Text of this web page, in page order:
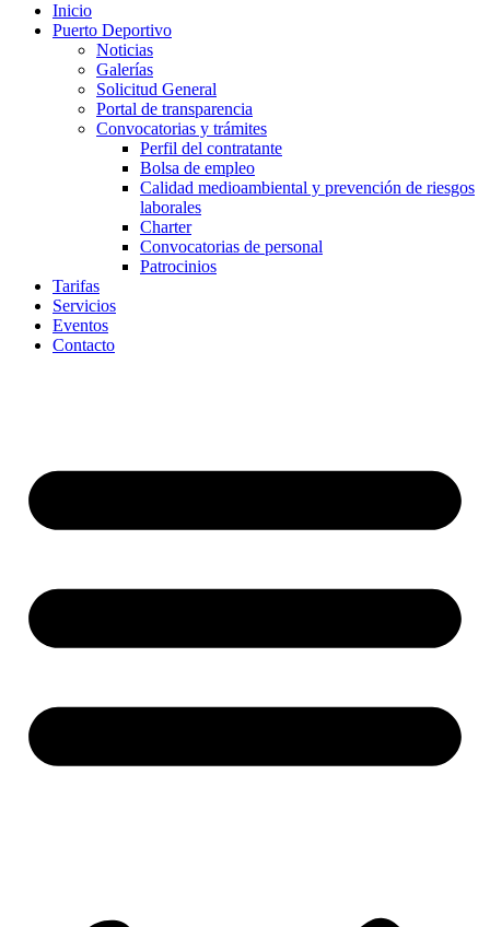
Inicio
Puerto Deportivo
Noticias
Galerías
Solicitud General
Portal de transparencia
Convocatorias y trámites
Perfil del contratante
Bolsa de empleo
Calidad medioambiental y prevención de riesgos
laborales
Charter
Convocatorias de personal
Patrocinios
Tarifas
Servicios
Eventos
Contacto